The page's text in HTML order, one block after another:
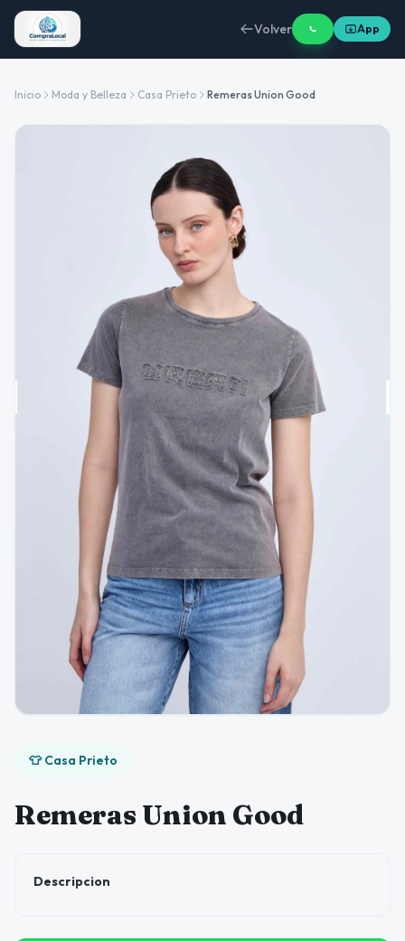
Volver App
Inicio Moda y Belleza Casa Prieto Remeras Union Good
👕 Casa Prieto
Remeras Union Good
Descripcion